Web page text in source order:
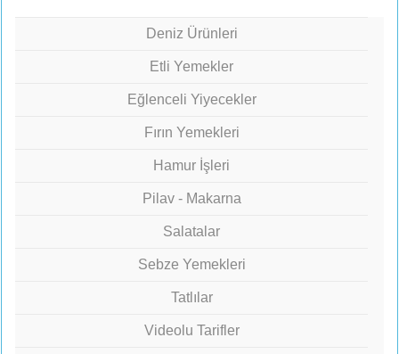
Deniz Ürünleri
Etli Yemekler
Eğlenceli Yiyecekler
Fırın Yemekleri
Hamur İşleri
Pilav - Makarna
Salatalar
Sebze Yemekleri
Tatlılar
Videolu Tarifler